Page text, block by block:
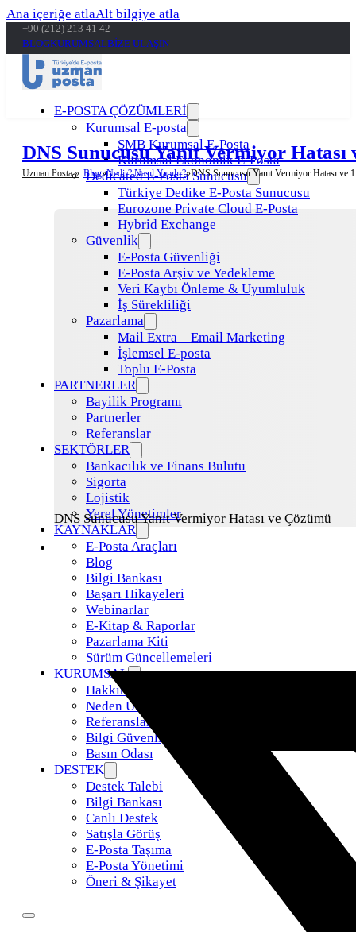
Ana içeriğe atlaAlt bilgiye atla
+90 (212) 213 41 42
BLOGKURUMSALBİZE ULAŞIN
E-POSTA ÇÖZÜMLERİ
Kurumsal E-posta
SMB Kurumsal E-Posta
Kurumsal Ekonomik E-Posta
Dedicated E-Posta Sunucusu
Türkiye Dedike E-Posta Sunucusu
Eurozone Private Cloud E-Posta
Hybrid Exchange
Güvenlik
E-Posta Güvenliği
E-Posta Arşiv ve Yedekleme
Veri Kaybı Önleme & Uyumluluk
İş Sürekliliği
Pazarlama
Mail Extra – Email Marketing
İşlemsel E-posta
Toplu E-Posta
PARTNERLER
Bayilik Programı
Partnerler
Referanslar
SEKTÖRLER
Bankacılık ve Finans Bulutu
Sigorta
Lojistik
Yerel Yönetimler
KAYNAKLAR
E-Posta Araçları
Blog
Bilgi Bankası
Başarı Hikayeleri
Webinarlar
E-Kitap & Raporlar
Pazarlama Kiti
Sürüm Güncellemeleri
KURUMSAL
Hakkımızda
Neden Uzman Posta
Referanslar
Bilgi Güvenliği Politikamız
Basın Odası
DESTEK
Destek Talebi
Bilgi Bankası
Canlı Destek
Satışla Görüş
E-Posta Taşıma
E-Posta Yönetimi
Öneri & Şikayet
DNS Sunucusu Yanıt Vermiyor Hatası
Uzman Posta » Blog Nedir? Nasıl Yapılır? DNS Sunucusu Yanıt Vermiyor Hatası ve
DNS Sunucusu Yanıt Vermiyor Hatası ve Çözümü